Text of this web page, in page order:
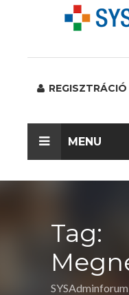
REGISZTRÁCIÓ
MENU
Tag:
SYSAdminforum